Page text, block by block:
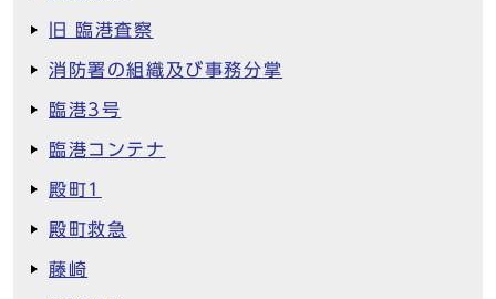
旧 臨港査察
消防署の組織及び事務分掌
臨港3号
臨港コンテナ
殿町1
殿町救急
藤崎